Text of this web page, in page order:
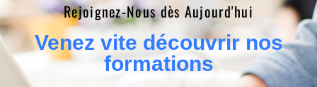
Rejoignez-Nous dès Aujourd'hui​
Venez vite découvrir nos
formations​